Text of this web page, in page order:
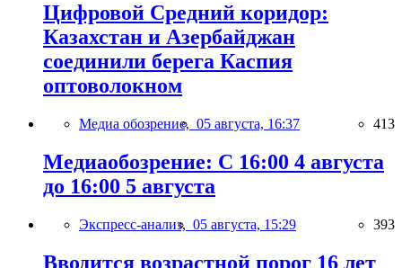
Цифровой Средний коридор:
Казахстан и Азербайджан
соединили берега Каспия
оптоволокном
Медиа обозрение, 05 августа, 16:37 413
Медиаобозрение: С 16:00 4 августа
до 16:00 5 августа
Экспресс-анализ, 05 августа, 15:29 393
Вводится возрастной порог 16 лет